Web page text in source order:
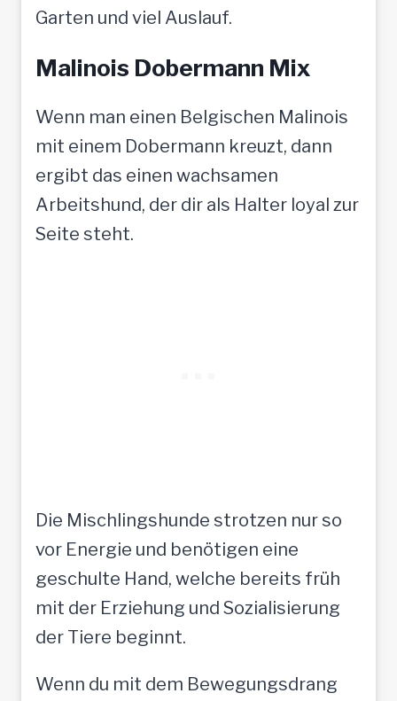
Garten und viel Auslauf.
Malinois Dobermann Mix
Wenn man einen Belgischen Malinois
mit einem Dobermann kreuzt, dann
ergibt das einen wachsamen
Arbeitshund, der dir als Halter loyal zur
Seite steht.
Die Mischlingshunde strotzen nur so
vor Energie und benötigen eine
geschulte Hand, welche bereits früh
mit der Erziehung und Sozialisierung
der Tiere beginnt.
Wenn du mit dem Bewegungsdrang